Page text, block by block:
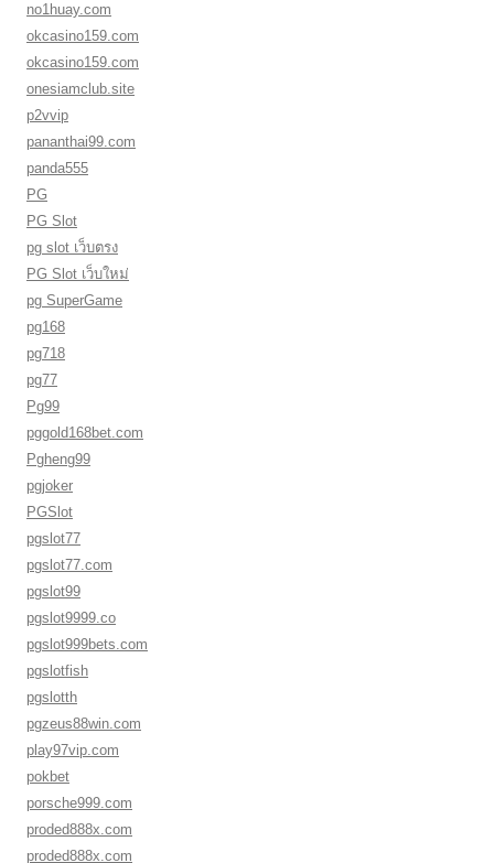
no1huay.com
okcasino159.com
okcasino159.com
onesiamclub.site
p2vvip
pananthai99.com
panda555
PG
PG Slot
pg slot เว็บตรง
PG Slot เว็บใหม่
pg SuperGame
pg168
pg718
pg77
Pg99
pggold168bet.com
Pgheng99
pgjoker
PGSlot
pgslot77
pgslot77.com
pgslot99
pgslot9999.co
pgslot999bets.com
pgslotfish
pgslotth
pgzeus88win.com
play97vip.com
pokbet
porsche999.com
proded888x.com
proded888x.com